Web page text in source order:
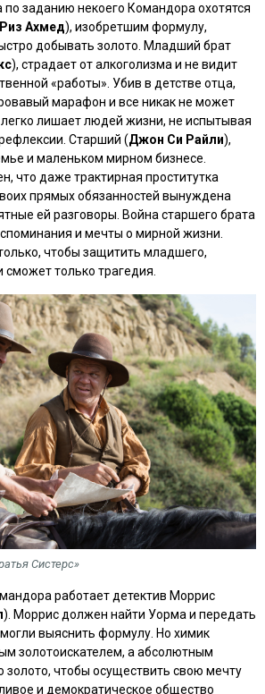
заданию некоего Командора охотятся
Риз Ахмед), изобретшим формулу,
добывать золото. Младший брат
), страдает от алкоголизма и не видит
«работы». Убив в детстве отца,
марафон и все никак не может
лишает людей жизни, не испытывая
Старший (Джон Си Райли),
и маленьком мирном бизнесе.
что даже трактирная проститутка
прямых обязанностей вынуждена
ей разговоры. Война старшего брата
и мечты о мирной жизни.
чтобы защитить младшего,
только трагедия.
Систерс»
работает детектив Моррис
). Моррис должен найти Уорма и передать
выяснить формулу. Но химик
золотоискателем, а абсолютным
золото, чтобы осуществить свою мечту
и демократическое общество